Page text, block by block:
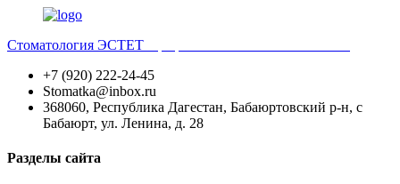
Стоматология ЭСТЕТ
+7 (920) 222-24-45
Stomatka@inbox.ru
368060, Республика Дагестан, Бабаюртовский р-н, с
Бабаюрт, ул. Ленина, д. 28
Разделы сайта